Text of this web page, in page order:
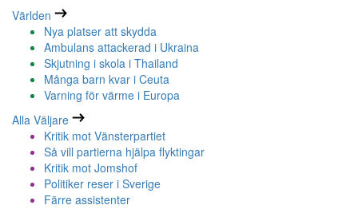
Världen
Nya platser att skydda
Ambulans attackerad i Ukraina
Skjutning i skola i Thailand
Många barn kvar i Ceuta
Varning för värme i Europa
Alla Väljare
Kritik mot Vänsterpartiet
Så vill partierna hjälpa flyktingar
Kritik mot Jomshof
Politiker reser i Sverige
Färre assistenter